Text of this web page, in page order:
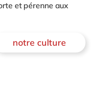
et pérenne aux
notre culture